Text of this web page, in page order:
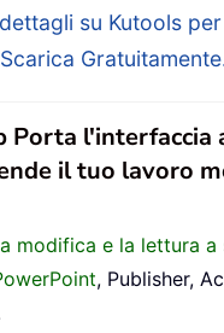
su Kutools per
Scarica
Porta l'interfaccia
il tuo lavoro
modifica e la lettura a
, Publisher,